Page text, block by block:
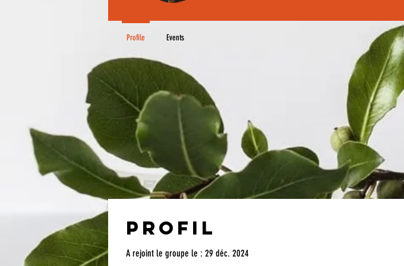
Profil
A rejoint le groupe le : 29 déc. 2024
Profile Events